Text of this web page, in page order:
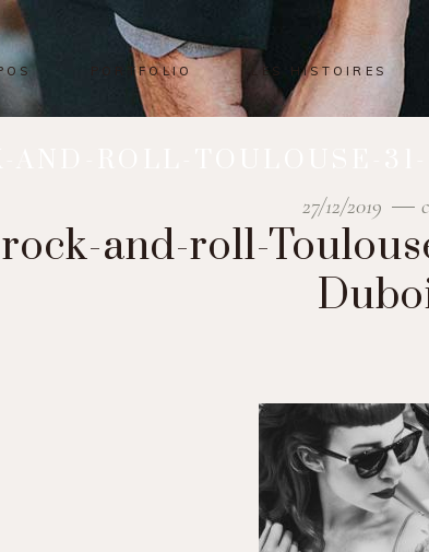
PORTFOLIO LES HISTOIRES
27/12/2019
and-roll-